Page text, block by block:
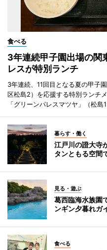
食べる
3年連続甲子園出場の
レスが特別ランチ
3年連続、11回目となる夏の甲子
区松島2）を応援する特別ランチ
「グリーンパレスマツヤ」（松島
暮らす・働く
江戸川の證大寺
タンともる空間
見る・遊ぶ
葛西臨海水族園
ンギン夕暮れガ
食べる